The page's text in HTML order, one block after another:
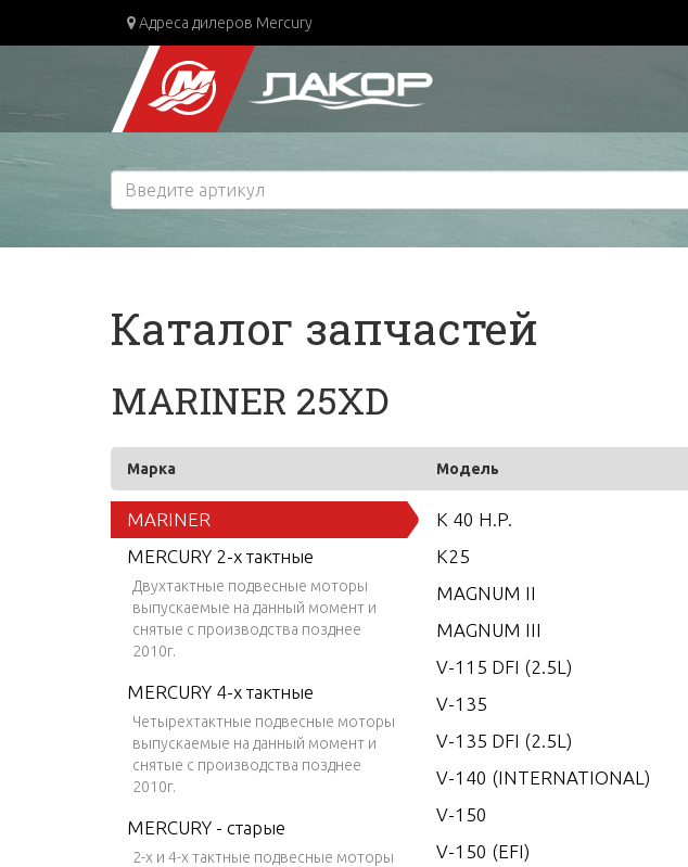
Адреса дилеров Mercury
Каталог запчастей
MARINER 25XD
Марка Модель
MARINER
MERCURY 2-х тактные
Двухтактные подвесные моторы
выпускаемые на данный момент и
снятые с производства позднее
2010г.
MERCURY 4-х тактные
Четырехтактные подвесные моторы
выпускаемые на данный момент и
снятые с производства позднее
2010г.
MERCURY - старые
2-х и 4-х тактные подвесные моторы
K 40 H.P.
K25
MAGNUM II
MAGNUM III
V-115 DFI (2.5L)
V-135
V-135 DFI (2.5L)
V-140 (INTERNATIONAL)
V-150
V-150 (EFI)